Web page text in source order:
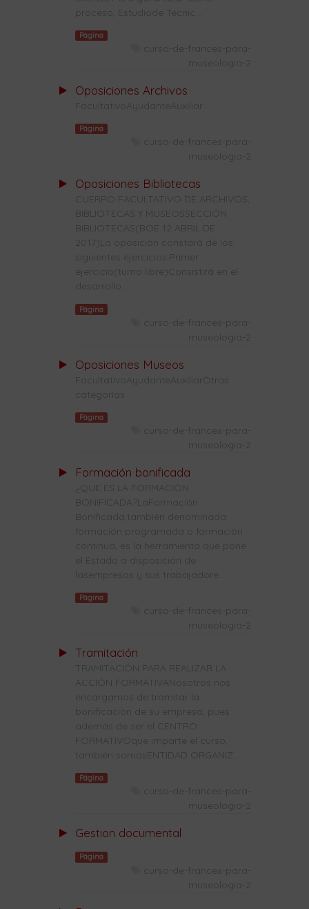
proceso, Estudiode Técnic...
Página
curso-de-frances-para-
museologia-2
Oposiciones Archivos
FacultativoAyudanteAuxiliar
Página
curso-de-frances-para-
museologia-2
Oposiciones Bibliotecas
CUERPO FACULTATIVO DE ARCHIVOS,
BIBLIOTECAS Y MUSEOSSECCIÓN
BIBLIOTECAS(BOE 12 ABRIL DE
2017)La oposición constará de los
siguientes ejercicios:Primer
ejercicio(turno libre)Consistirá en el
desarrollo...
Página
curso-de-frances-para-
museologia-2
Oposiciones Museos
FacultativoAyudanteAuxiliarOtras
categorías
Página
curso-de-frances-para-
museologia-2
Formación bonificada
¿QUE ES LA FORMACIÓN
BONIFICADA?LaFormación
Bonificada,también denominada
formación programada o formación
continua, es la herramienta que pone
el Estado a disposición de
lasempresas y sus trabajadore...
Página
curso-de-frances-para-
museologia-2
Tramitación
TRAMITACIÓN PARA REALIZAR LA
ACCIÓN FORMATIVANosotros nos
encargamos de tramitar la
bonificación de su empresa, pues
además de ser el CENTRO
FORMATIVOque imparte el curso,
también somosENTIDAD ORGANIZ...
Página
curso-de-frances-para-
museologia-2
Gestion documental
Página
curso-de-frances-para-
museologia-2